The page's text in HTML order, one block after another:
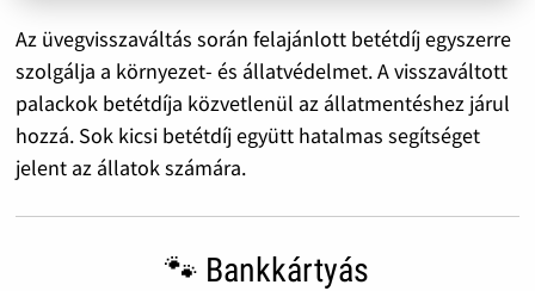
Az üvegvisszaváltás során felajánlott betétdíj egyszerre
szolgálja a környezet- és állatvédelmet. A visszaváltott
palackok betétdíja közvetlenül az állatmentéshez járul
hozzá. Sok kicsi betétdíj együtt hatalmas segítséget
jelent az állatok számára.
🐾 Bankkártyás